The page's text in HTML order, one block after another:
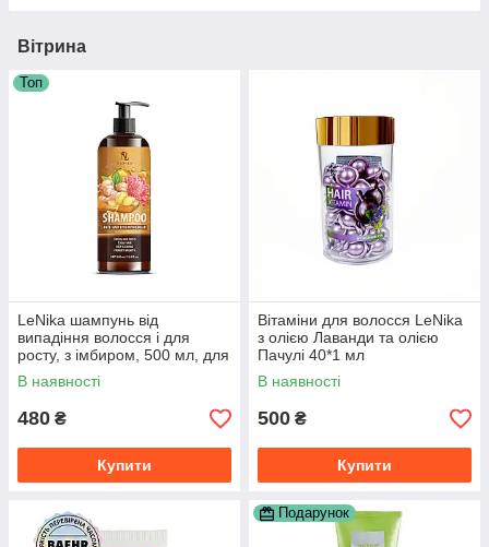
Вітрина
Топ
LeNika шампунь від
випадіння волосся і для
росту, з імбиром, 500 мл, для
зміцнення та живлення
В наявності
480 ₴
Купити
Вітаміни для волосся LeNika
з олією Лаванди та олією
Пачулі 40*1 мл
В наявності
500 ₴
Купити
Подарунок